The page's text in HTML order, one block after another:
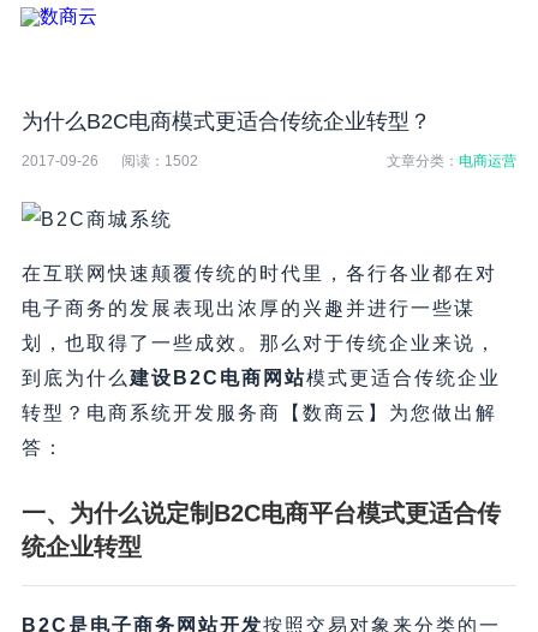
为什么B2C电商模式更适合传统企业转型？
2017-09-26 阅读： 1502 文章分类：电商运营
在互联网快速颠覆传统的时代里，各行各业都在对
电子商务的发展表现出浓厚的兴趣并进行一些谋
划，也取得了一些成效。那么对于传统企业来说，
到底为什么 建设B2C电商网站模式更适合传统企业
转型？电商系统开发服务商【数商云】为您做出解
答：
一、 为什么说定制B2C电商平台模式更适合传
统企业转型
B2C是电子商务网站开发按照交易对象来分类的一